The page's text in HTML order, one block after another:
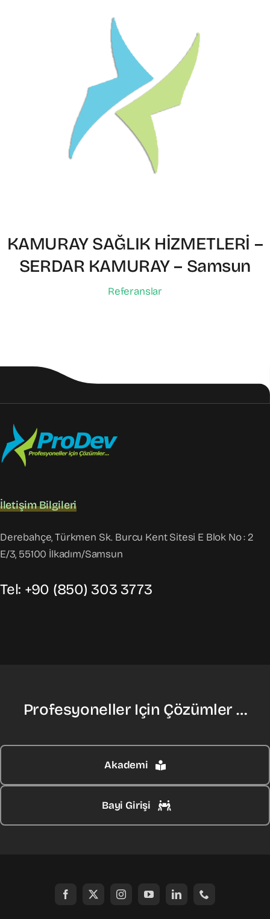
KAMURAY SAĞLIK HİZMETLERİ –
SERDAR KAMURAY – Samsun
Referanslar
İletişim Bilgileri
Derebahçe, Türkmen Sk. Burcu Kent Sitesi E Blok No : 2
E/3, 55100 İlkadım/Samsun
Tel: +90 (850) 303 3773
Profesyoneller Için Çözümler …
Akademi
Bayi Girişi